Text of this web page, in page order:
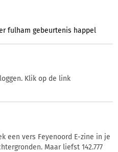
fulham gebeurtenis happel
Klik op de link
een vers Feyenoord E-zine in je
Maar liefst 142.777